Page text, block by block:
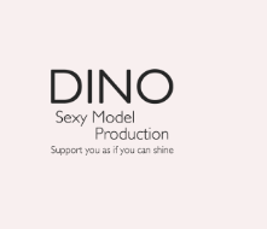
@dinotkyo
#東実果
日刊
た。是非読んでみ
日刊SPA！